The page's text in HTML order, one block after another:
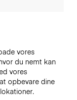
vores
du nemt kan
vores
opbevare dine